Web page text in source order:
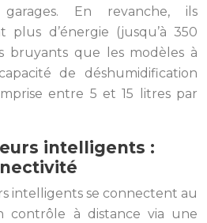
En revanche, ils
plus d’énergie (jusqu’à 350
bruyants que les modèles à
de déshumidification
entre 5 et 15 litres par
intelligents :
intelligents se connectent au
contrôle à distance via une